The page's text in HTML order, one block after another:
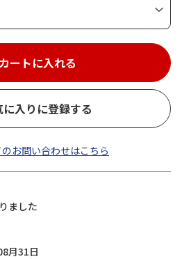
カートに入れる
に入りに登録する
お問い合わせはこちら
ました
月31日